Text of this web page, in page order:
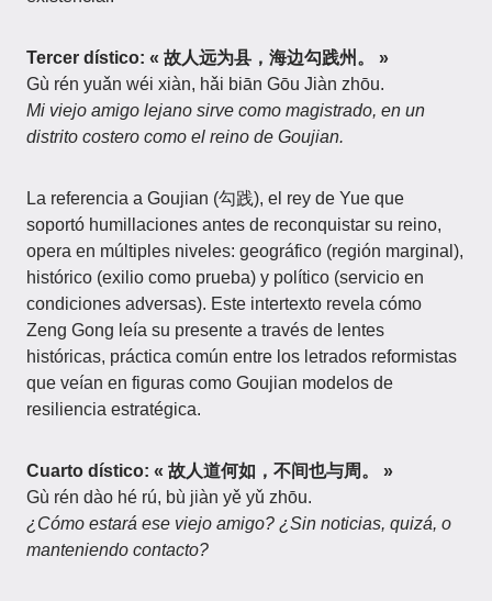
Tercer dístico: « 故人远为县，海边勾践州。 »
Gù rén yuǎn wéi xiàn, hǎi biān Gōu Jiàn zhōu.
Mi viejo amigo lejano sirve como magistrado, en un
distrito costero como el reino de Goujian.
La referencia a Goujian (勾践), el rey de Yue que
soportó humillaciones antes de reconquistar su reino,
opera en múltiples niveles: geográfico (región marginal),
histórico (exilio como prueba) y político (servicio en
condiciones adversas). Este intertexto revela cómo
Zeng Gong leía su presente a través de lentes
históricas, práctica común entre los letrados reformistas
que veían en figuras como Goujian modelos de
resiliencia estratégica.
Cuarto dístico: « 故人道何如，不间也与周。 »
Gù rén dào hé rú, bù jiàn yě yǔ zhōu.
¿Cómo estará ese viejo amigo? ¿Sin noticias, quizá, o
manteniendo contacto?